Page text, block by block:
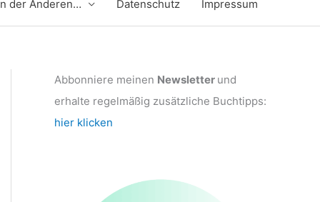
der Anderen… Datenschutz Impressum
Abbonniere meinen Newsletter und
erhalte regelmäßig zusätzliche Buchtipps:
hier klicken